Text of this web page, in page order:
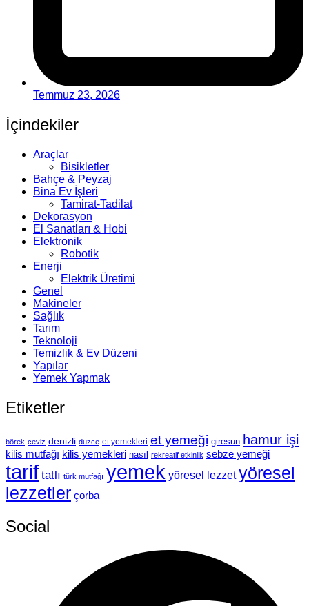
Temmuz 23, 2026
İçindekiler
Araçlar
Bisikletler
Bahçe & Peyzaj
Bina Ev İşleri
Tamirat-Tadilat
Dekorasyon
El Sanatları & Hobi
Elektronik
Robotik
Enerji
Elektrik Üretimi
Genel
Makineler
Sağlık
Tarım
Teknoloji
Temizlik & Ev Düzeni
Yapılar
Yemek Yapmak
Etiketler
börek ceviz denizli duzce et yemekleri et yemeği giresun hamur işi
kilis mutfağı kilis yemekleri nasıl rekreatif etkinlik sebze yemeği
tarif tatlı türk mutfağı yemek yöresel lezzet yöresel
lezzetler çorba
Social